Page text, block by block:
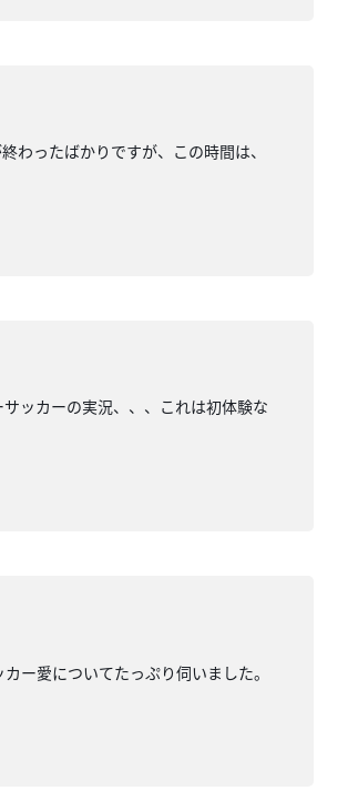
わったばかりですが、この時間は、
ッカーの実況、、、これは初体験な
ー愛についてたっぷり伺いました。